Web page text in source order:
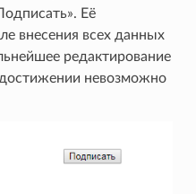
Её
внесения всех данных
редактирование
невозможно